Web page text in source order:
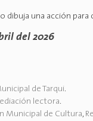
dibuja una acción para
del 2026
de Tarqui.
lectora.
Municipal de Cultura,